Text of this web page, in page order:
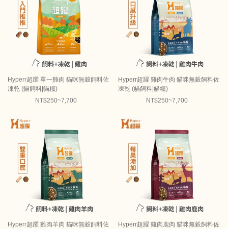
Hyperr超躍 單一雞肉 貓咪無穀飼料佐
凍乾 (貓飼料|貓糧)
NT$250~7,700
Hyperr超躍 雞肉牛肉 貓咪無穀飼料佐
凍乾 (貓飼料|貓糧)
NT$250~7,700
Hyperr超躍 雞肉羊肉 貓咪無穀飼料佐
Hyperr超躍 雞肉鹿肉 貓咪無穀飼料佐